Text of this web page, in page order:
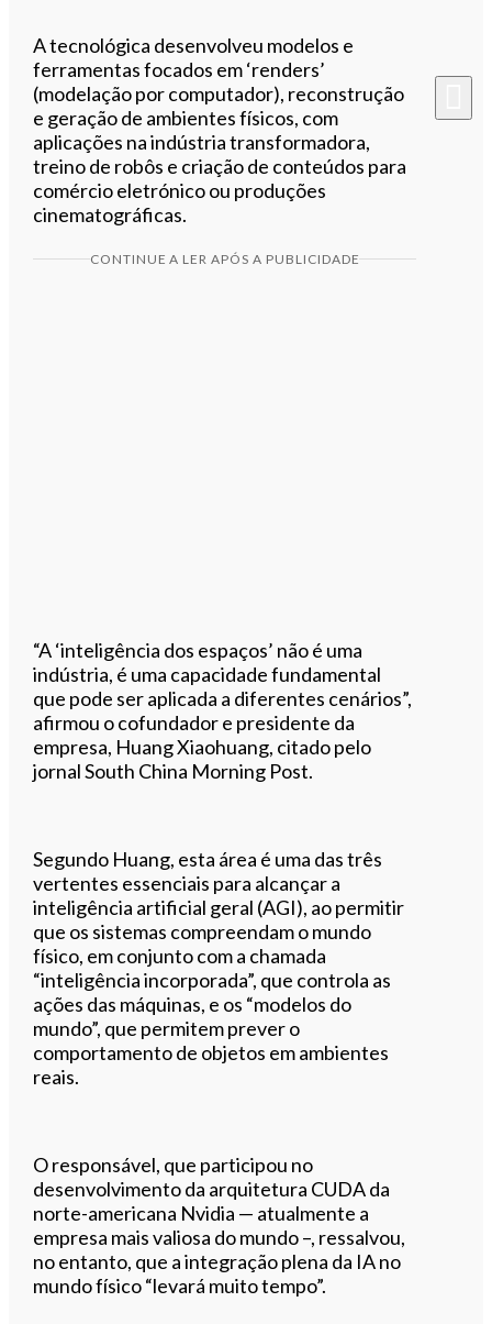
A tecnológica desenvolveu modelos e
ferramentas focados em ‘renders’
(modelação por computador), reconstrução
e geração de ambientes físicos, com
aplicações na indústria transformadora,
treino de robôs e criação de conteúdos para
comércio eletrónico ou produções
cinematográficas.
CONTINUE A LER APÓS A PUBLICIDADE
“A ‘inteligência dos espaços’ não é uma
indústria, é uma capacidade fundamental
que pode ser aplicada a diferentes cenários”,
afirmou o cofundador e presidente da
empresa, Huang Xiaohuang, citado pelo
jornal South China Morning Post.
Segundo Huang, esta área é uma das três
vertentes essenciais para alcançar a
inteligência artificial geral (AGI), ao permitir
que os sistemas compreendam o mundo
físico, em conjunto com a chamada
“inteligência incorporada”, que controla as
ações das máquinas, e os “modelos do
mundo”, que permitem prever o
comportamento de objetos em ambientes
reais.
O responsável, que participou no
desenvolvimento da arquitetura CUDA da
norte-americana Nvidia — atualmente a
empresa mais valiosa do mundo –, ressalvou,
no entanto, que a integração plena da IA no
mundo físico “levará muito tempo”.